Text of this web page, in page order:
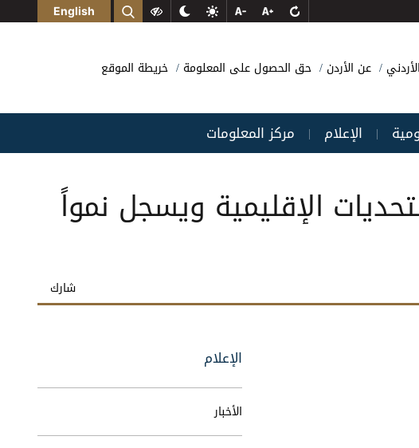
English
عن الأردن حق الحصول على المعلومة خريطة الموقع
| الإعلام | مركز المعلومات
الإقليمية ويسجل نمواً
شارك
الإعلام
الأخبار